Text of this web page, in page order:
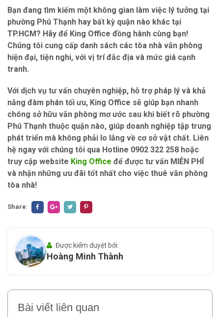
Bạn đang tìm kiếm một không gian làm việc lý tưởng tại
phường Phú Thạnh hay bất kỳ quận nào khác tại
TP.HCM? Hãy để King Office đồng hành cùng bạn!
Chúng tôi cung cấp danh sách các tòa nhà văn phòng
hiện đại, tiện nghi, với vị trí đắc địa và mức giá cạnh
tranh.
Với dịch vụ tư vấn chuyên nghiệp, hỗ trợ pháp lý và khả
năng đàm phán tối ưu, King Office sẽ giúp bạn nhanh
chóng sở hữu văn phòng mơ ước sau khi biết rõ phường
Phú Thạnh thuộc quận nào, giúp doanh nghiệp tập trung
phát triển mà không phải lo lắng về cơ sở vật chất. Liên
hệ ngay với chúng tôi qua Hotline 0902 322 258 hoặc
truy cập website King Office để được tư vấn MIỄN PHÍ
và nhận những ưu đãi tốt nhất cho việc thuê văn phòng
tòa nhà!
Share:
Được kiểm duyệt bởi:
Hoàng Minh Thành
Bài viết liên quan